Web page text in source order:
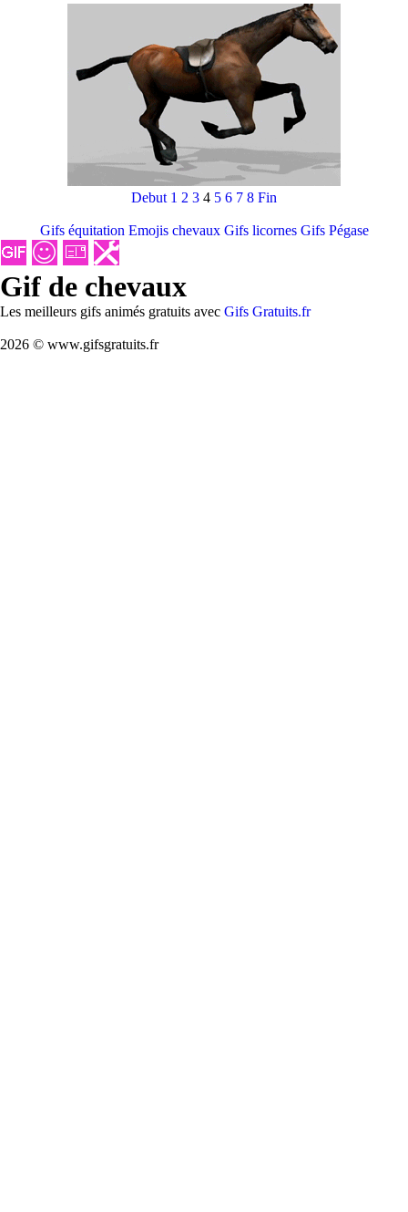
Debut 1 2 3 4 5 6 7 8 Fin
Gifs équitation Emojis chevaux Gifs licornes Gifs Pégase
Gif de chevaux
Les meilleurs gifs animés gratuits avec Gifs Gratuits.fr
2026 © www.gifsgratuits.fr